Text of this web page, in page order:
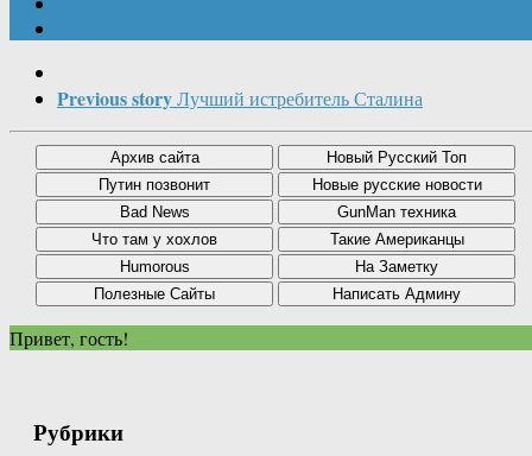
Previous storyЛучший истребитель Сталина
Привет, гость!
Рубрики